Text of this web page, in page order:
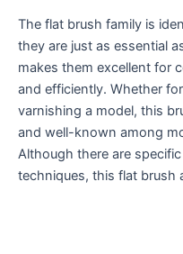
The flat brush family is
they are just as essential
makes them excellent for
and efficiently. Whether
varnishing a model, this
and well-known among
Although there are
techniques, this flat brush